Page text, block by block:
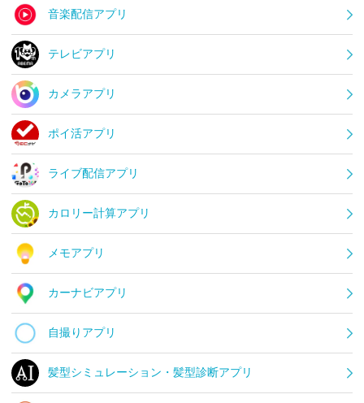
音楽配信アプリ
テレビアプリ
カメラアプリ
ポイ活アプリ
ライブ配信アプリ
カロリー計算アプリ
メモアプリ
カーナビアプリ
自撮りアプリ
髪型シミュレーション・髪型診断アプリ